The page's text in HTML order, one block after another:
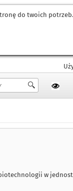
do twoich
biotechnologii w